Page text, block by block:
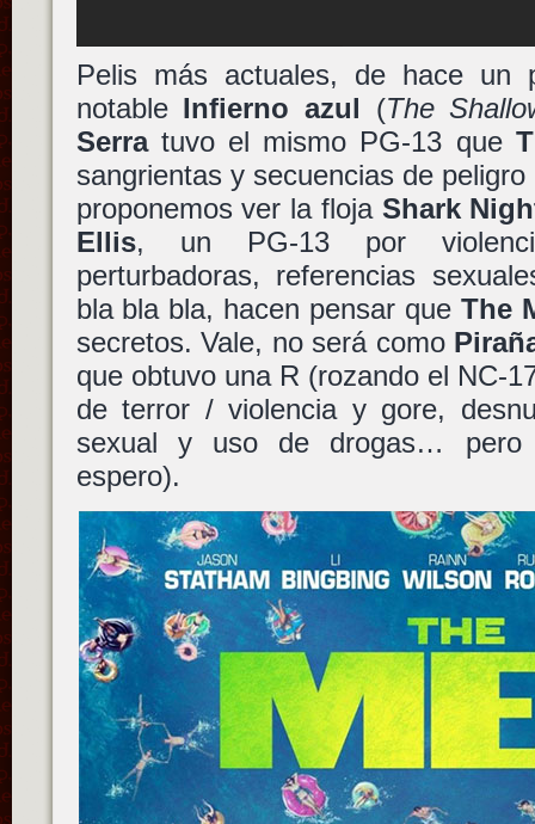
Pelis más actuales, de hace un
notable Infierno azul (The
Serratuvo el mismo PG-13 que
sangrientas y secuencias de
proponemos ver la floja Shark
Ellis, un PG-13 por
perturbadoras, referencias
bla bla bla, hacen pensar que The
secretos. Vale, no será como
que obtuvo una R (rozando el NC-
de terror / violencia y gore,
sexual y uso de drogas… pero
espero).